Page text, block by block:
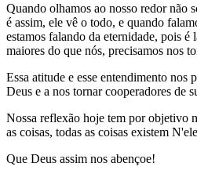
Quando olhamos ao nosso redor não
é assim, ele vê o todo, e quando
estamos falando da eternidade, pois
maiores do que nós, precisamos nos
Essa atitude e esse entendimento nos
Deus e a nos tornar cooperadores de
Nossa reflexão hoje tem por objetivo
as coisas, todas as coisas existem
Que Deus assim nos abençoe!